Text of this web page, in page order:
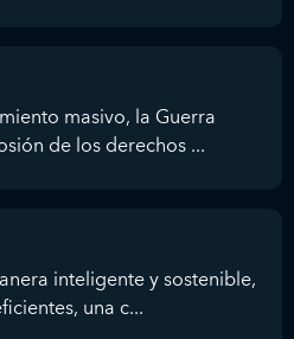
masivo, la Guerra
de los derechos ...
inteligente y sostenible,
una c...